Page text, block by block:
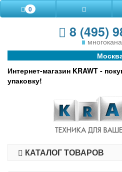
0
8 (495)
Интернет-магазин KRAWT -
упаковку!
КАТАЛОГ ТОВАРОВ